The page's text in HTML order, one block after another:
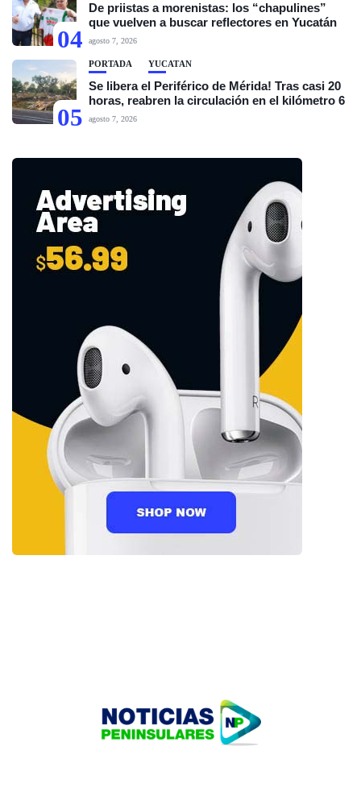
04
De priistas a morenistas: los “chapulines”
que vuelven a buscar reflectores en Yucatán
agosto 7, 2026
05
PORTADA YUCATÁN
Se libera el Periférico de Mérida! Tras casi 20
horas, reabren la circulación en el kilómetro 6
agosto 7, 2026